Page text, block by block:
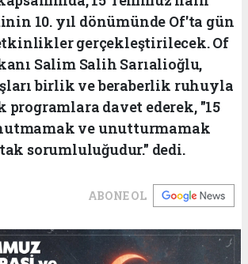
10. yıl dönümünde Of'ta gün
gerçekleştirilecek. Of
Salim Salih Sarıalioğlu,
birlik ve beraberlik ruhuyla
programlara davet ederek, "15
ve unutturmamak
sorumluluğudur." dedi.
ABONE OL